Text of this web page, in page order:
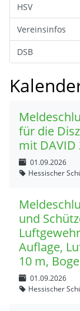
HSV
Vereinsinfos
DSB
für die
mit DAVID
01.09.2026
Hessischer
und
Auflage,
10 m,
01.09.2026
Hessischer